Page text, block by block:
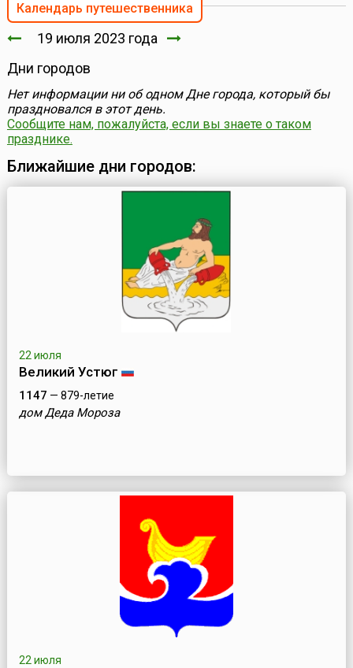
Календарь путешественника
19 июля 2023 года
Дни городов
Нет информации ни об одном Дне города, который бы
праздновался в этот день.
Сообщите нам, пожалуйста, если вы знаете о таком
празднике.
Ближайшие дни городов:
22 июля
Великий Устюг
1147 — 879-летие
дом Деда Мороза
22 июля